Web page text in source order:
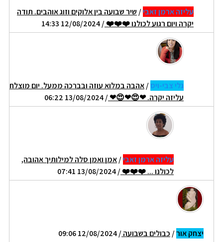
עליזה ארמן זאבי/ שיר שבועה בין אלוקים וזוג אוהבים. תודה
יקרה ויום רגוע לכולנו ❤️❤️❤️/ 12/08/2024 14:33
גלי צבי-ויס/אהבה במלוא עוזה ובברכה ממעל. יום מוצלח
עליזה יקרה. ❤😍❤😍❤/ 13/08/2024 06:22
עליזה ארמן זאבי/אמן ואמן סלה למילותיך אהובה,
לכולנו ... ❤️❤️❤️/ 13/08/2024 07:41
יצחק אור/ כבולים בשבועה/ 12/08/2024 09:06